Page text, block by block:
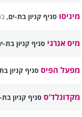
מיניסו סניף קניון בת-ים,
מיס אנרגי סניף קניון בת-
מפעל הפיס סניף קניון
מקדונלד'ס סניף קניון